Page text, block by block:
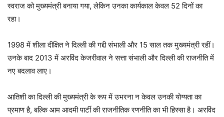
स्वराज को मुख्यमंत्री बनाया गया, लेकिन उनका कार्यकाल केवल 52 दिनों का
रहा।
1998 में शीला दीक्षित ने दिल्ली की गद्दी संभाली और 15 साल तक मुख्यमंत्री रहीं।
उनके बाद 2013 में अरविंद केजरीवाल ने सत्ता संभाली और दिल्ली की राजनीति में
नए बदलाव लाए।
आतिशी का दिल्ली की मुख्यमंत्री के रूप में उभरना न केवल उनकी योग्यता का
प्रमाण है, बल्कि आम आदमी पार्टी की राजनीतिक रणनीति का भी हिस्सा है। अरविंद